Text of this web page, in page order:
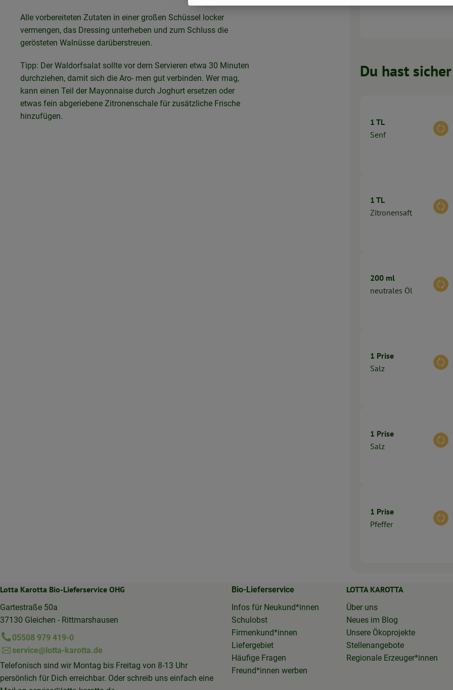
Alle vorbereiteten Zutaten in einer großen Schüssel locker
vermengen, das Dressing unterheben und zum Schluss die
gerösteten Walnüsse darüberstreuen.
Tipp: Der Waldorfsalat sollte vor dem Servieren etwa 30 Minuten
durchziehen, damit sich die Aro- men gut verbinden. Wer mag,
kann einen Teil der Mayonnaise durch Joghurt ersetzen oder
etwas fein abgeriebene Zitronenschale für zusätzliche Frische
hinzufügen.
Du hast
1 TL
Senf
1 TL
Zitronensaft
200 ml
neutrales Öl
1 Prise
Salz
1 Prise
Salz
1 Prise
Pfeffer
Lotta Karotta Bio-Lieferservice OHG
Gartestraße 50a
37130 Gleichen - Rittmarshausen
05508 979 419-0
service@lotta-karotta.de
Telefonisch sind wir Montag bis Freitag von 8-13 Uhr
persönlich für Dich erreichbar. Oder schreib uns einfach eine
Bio-Lieferservice
Infos für Neukund*innen
Schulobst
Firmenkund*innen
Liefergebiet
Häufige Fragen
Freund*innen werben
LOTTA KAROTTA
Über uns
Neues im Blog
Unsere Ökoprojekte
Stellenangebote
Regionale Erzeuger*innen